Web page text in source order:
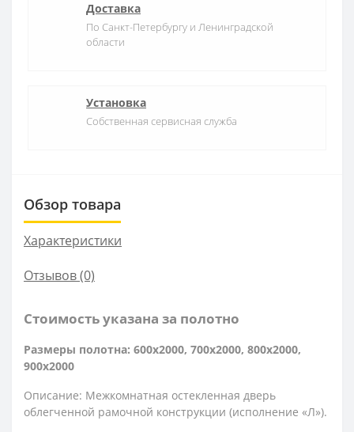
Доставка
По Санкт-Петербургу и Ленинградской
области
Установка
Собственная сервисная служба
Обзор товара
Характеристики
Отзывов (0)
Стоимость указана за полотно
Размеры полотна: 600x2000, 700x2000, 800x2000,
900x2000
Описание: Межкомнатная остекленная дверь
облегченной рамочной конструкции (исполнение «Л»).